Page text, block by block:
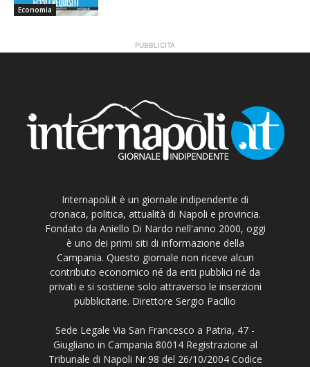
Economia
PUBBLICITÀ
Internapoli.it è un giornale indipendente di
cronaca, politica, attualità di Napoli e provincia.
Fondato da Aniello Di Nardo nell'anno 2000, oggi
è uno dei primi siti di informazione della
Campania. Questo giornale non riceve alcun
contributo economico né da enti pubblici né da
privati e si sostiene solo attraverso le inserzioni
pubblicitarie. Direttore Sergio Pacilio
Sede Legale Via San Francesco a Patria, 47 -
Giugliano in Campania 80014 Registrazione al
Tribunale di Napoli Nr.98 del 26/10/2004 Codice